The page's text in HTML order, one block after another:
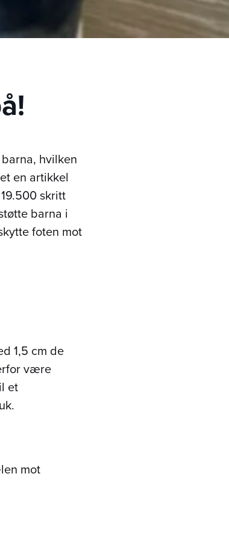
hvilken
en artikkel
skritt
barna i
foten mot
1,5 cm de
være
et
mot